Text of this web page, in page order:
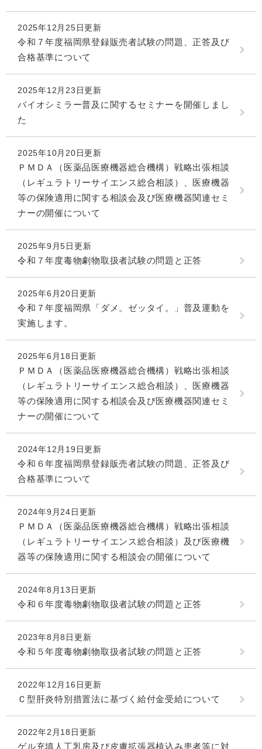
2025年12月25日更新
令和７年度福岡県登録販売者試験の問題、正答及び
合格基準について
2025年12月23日更新
バイオシミラー普及に関するセミナーを開催しまし
た
2025年10月20日更新
ＰＭＤＡ（医薬品医療機器総合機構）戦略出張相談
（レギュラトリーサイエンス総合相談）、医療機器
等の保険適用に関する相談会及び医療機器関連セミ
ナーの開催について
2025年9月5日更新
令和７年度毒物劇物取扱者試験の問題と正答
2025年6月20日更新
令和７年度福岡県「ダメ。ゼッタイ。」普及運動を
実施します。
2025年6月18日更新
ＰＭＤＡ（医薬品医療機器総合機構）戦略出張相談
（レギュラトリーサイエンス総合相談）、医療機器
等の保険適用に関する相談会及び医療機器関連セミ
ナーの開催について
2024年12月19日更新
令和６年度福岡県登録販売者試験の問題、正答及び
合格基準について
2024年9月24日更新
ＰＭＤＡ（医薬品医療機器総合機構）戦略出張相談
（レギュラトリーサイエンス総合相談）及び医療機
器等の保険適用に関する相談会の開催について
2024年8月13日更新
令和６年度毒物劇物取扱者試験の問題と正答
2023年8月8日更新
令和５年度毒物劇物取扱者試験の問題と正答
2022年12月16日更新
Ｃ型肝炎特別措置法に基づく給付金受給について
2022年2月18日更新
ゲル充填人工乳房及び皮膚拡張器植込み患者等に対